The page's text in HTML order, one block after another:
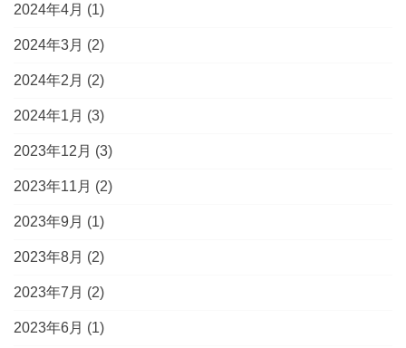
2024年4月 (1)
2024年3月 (2)
2024年2月 (2)
2024年1月 (3)
2023年12月 (3)
2023年11月 (2)
2023年9月 (1)
2023年8月 (2)
2023年7月 (2)
2023年6月 (1)